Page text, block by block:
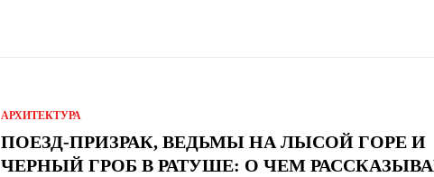
АРХИТЕКТУРА
ПОЕЗД-ПРИЗРАК, ВЕДЬМЫ НА ЛЫСОЙ ГОРЕ И
ЧЕРНЫЙ ГРОБ В РАТУШЕ: О ЧЕМ